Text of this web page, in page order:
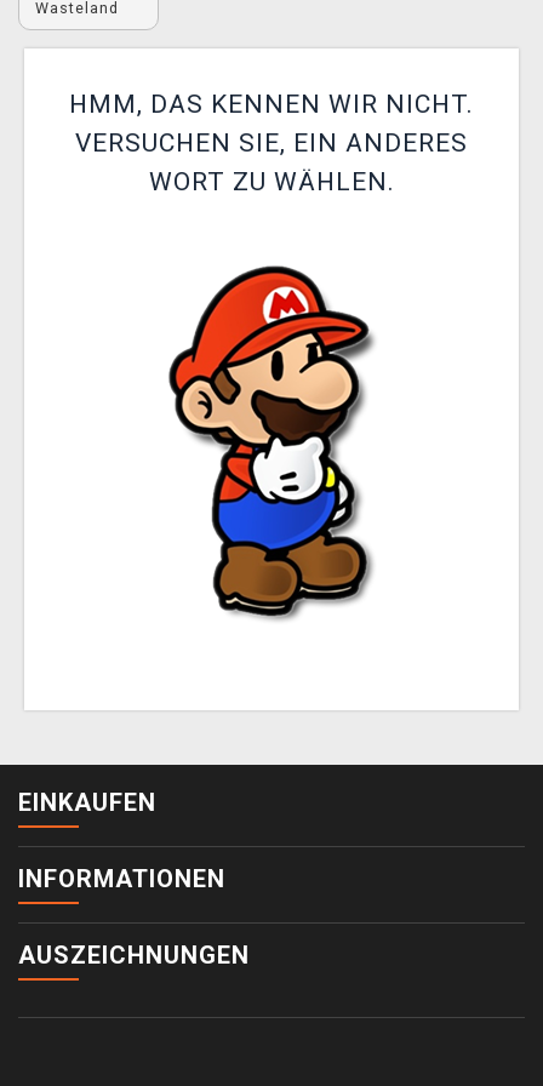
XZONE CLUB
Wasteland
HMM, DAS KENNEN WIR NICHT.
VERSUCHEN SIE, EIN ANDERES
WORT ZU WÄHLEN.
EINKAUFEN
INFORMATIONEN
AUSZEICHNUNGEN